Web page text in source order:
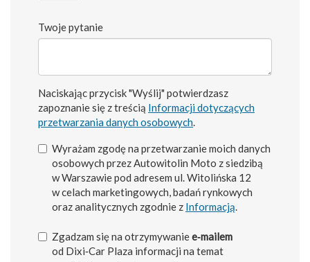
Twoje pytanie
Naciskając przycisk "Wyślij" potwierdzasz
zapoznanie się z treścią Informacji dotyczących
przetwarzania danych osobowych.
Wyrażam zgodę na przetwarzanie moich danych
osobowych przez Autowitolin Moto z siedzibą
w Warszawie pod adresem ul. Witolińska 12
w celach marketingowych, badań rynkowych
oraz analitycznych zgodnie z Informacją.
Zgadzam się na otrzymywaniee‑mailem
od Dixi‑Car Plaza informacji na temat